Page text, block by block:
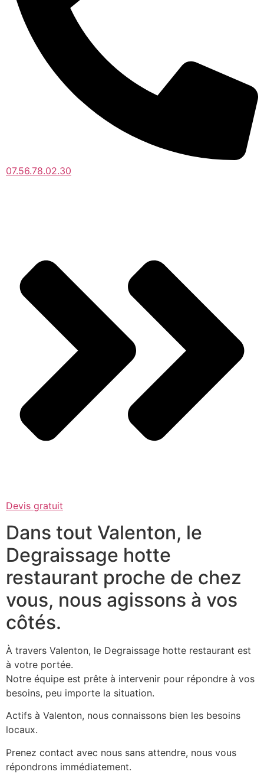
07.56.78.02.30
Devis gratuit
Dans tout Valenton, le
Degraissage hotte
restaurant proche de chez
vous, nous agissons à vos
côtés.
À travers Valenton, le Degraissage hotte restaurant est
à votre portée.
Notre équipe est prête à intervenir pour répondre à vos
besoins, peu importe la situation.
Actifs à Valenton, nous connaissons bien les besoins
locaux.
Prenez contact avec nous sans attendre, nous vous
répondrons immédiatement.